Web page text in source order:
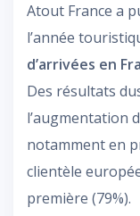
Atout France a
l’année
d’arrivées en
Des résultats
l’augmentation
notamment en
clientèle
première (79%).